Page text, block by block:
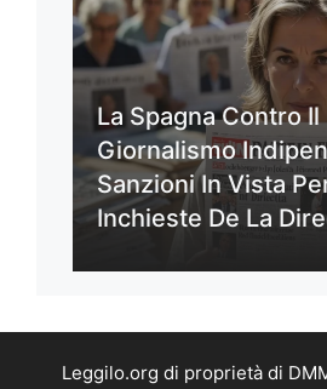
La Spagna Contro Il
Giornalismo
Sanzioni In Vista
Inchieste De La
Leggilo.org di proprietà di